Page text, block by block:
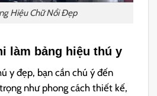
Hiệu Chữ Nổi Đẹp
làm bảng hiệu thú y
y đẹp, bạn cần chú ý đến
như phong cách thiết kế,